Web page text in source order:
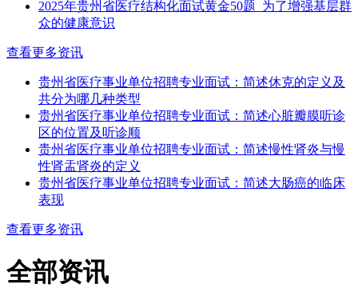
2025年贵州省医疗结构化面试黄金50题_为了增强基层群
众的健康意识
查看更多资讯
贵州省医疗事业单位招聘专业面试：简述休克的定义及
共分为哪几种类型
贵州省医疗事业单位招聘专业面试：简述心脏瓣膜听诊
区的位置及听诊顺
贵州省医疗事业单位招聘专业面试：简述慢性肾炎与慢
性肾盂肾炎的定义
贵州省医疗事业单位招聘专业面试：简述大肠癌的临床
表现
查看更多资讯
全部资讯